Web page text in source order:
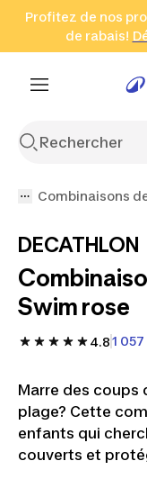
Aller à la recherche
Profitez de nos
de rabais!
en
Combinaisons
DECATHLON
Swim rose
4.81
Marre des coups
plage? Cette
enfants qui
couverts et